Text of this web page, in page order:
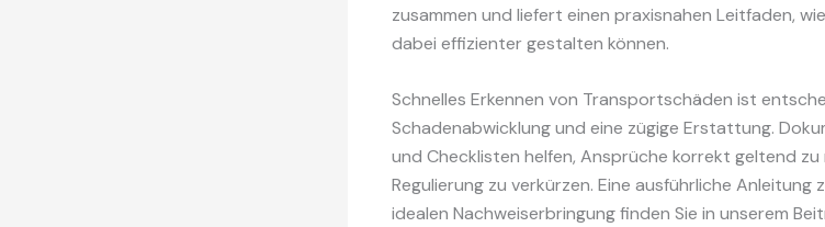
zusammen und liefert einen praxisnahen Leitfaden,
dabei effizienter gestalten können.
Schnelles Erkennen von Transportschäden ist
Schadenabwicklung und eine zügige Erstattung.
und Checklisten helfen, Ansprüche korrekt geltend
Regulierung zu verkürzen. Eine ausführliche Anleitung
idealen Nachweiserbringung finden Sie in unserem